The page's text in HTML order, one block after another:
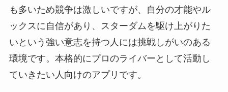
も多いため競争は激しいですが、自分の才能やル
ックスに自信があり、スターダムを駆け上がりた
いという強い意志を持つ人には挑戦しがいのある
環境です。本格的にプロのライバーとして活動し
ていきたい人向けのアプリです。